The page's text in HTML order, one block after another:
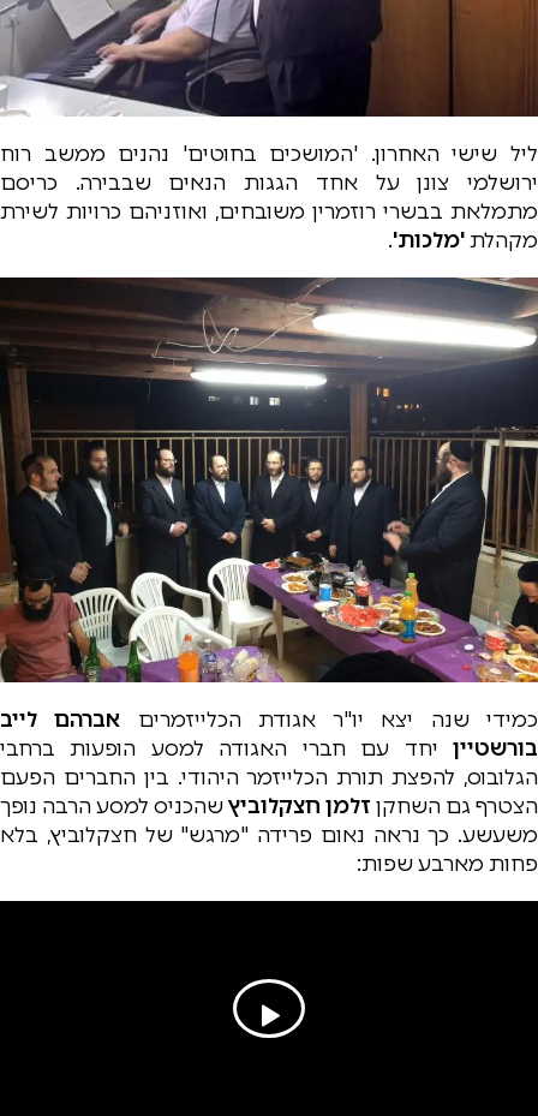
ליל שישי האחרון. 'המושכים בחוטים' נהנים ממשב רוח
ירושלמי צונן על אחד הגגות הנאים שבבירה. כריסם
מתמלאת בבשרי רוזמרין משובחים, ואוזניהם כרויות לשירת
מקהלת 'מלכות'.
כמידי שנה יצא יו"ר אגודת הכלייזמרים אברהם לייב
בורשטיין יחד עם חברי האגודה למסע הופעות ברחבי
הגלובוס, להפצת תורת הכלייזמר היהודי. בין החברים הפעם
הצטרף גם השחקן זלמן חצקלוביץשהכניס למסע הרבה נופך
משעשע. כך נראה נאום פרידה "מרגש" של חצקלוביץ, בלא
פחות מארבע שפות: